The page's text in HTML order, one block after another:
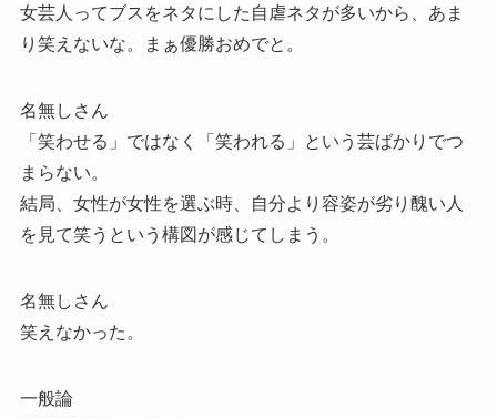
女芸人ってブスをネタにした自虐ネタが多いから、あま
り笑えないな。まぁ優勝おめでと。
名無しさん
「笑わせる」ではなく「笑われる」という芸ばかりでつ
まらない。
結局、女性が女性を選ぶ時、自分より容姿が劣り醜い人
を見て笑うという構図が感じてしまう。
名無しさん
笑えなかった。
一般論